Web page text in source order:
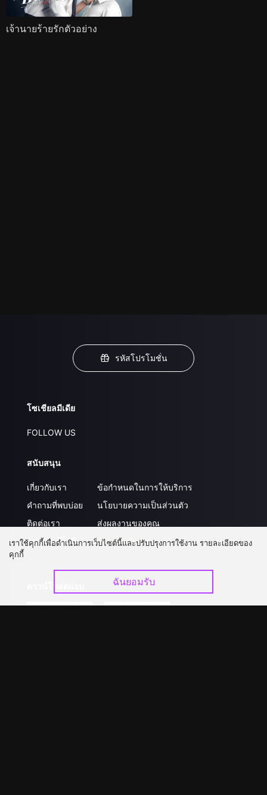
เจ้านายร้ายรักตัวอย่าง
รหัสโปรโมชั่น
โซเชียลมีเดีย
FOLLOW US
สนับสนุน
เกี่ยวกับเรา
คำถามที่พบบ่อย
ติดต่อเรา
อัปเกรด วีไอพี
ข้อกำหนดในการให้บริการ
นโยบายความเป็นส่วนตัว
ส่งผลงานของคุณ
ร่วมงานกับเรา
เราใช้คุกกี้เพื่อดำเนินการเว็บไซต์นี้และปรับปรุงการใช้งาน รายละเอียดของ
คุกกี้
ฉันยอมรับ